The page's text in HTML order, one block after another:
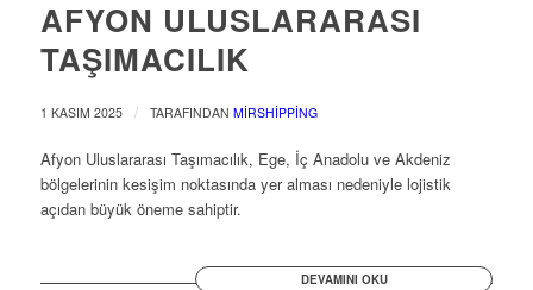
AFYON ULUSLARARASI
TAŞIMACILIK
1 KASIM 2025 / TARAFINDAN MIRSHIPPING
Afyon Uluslararası Taşımacılık, Ege, İç Anadolu ve Akdeniz
bölgelerinin kesişim noktasında yer alması nedeniyle lojistik
açıdan büyük öneme sahiptir.
DEVAMINI OKU